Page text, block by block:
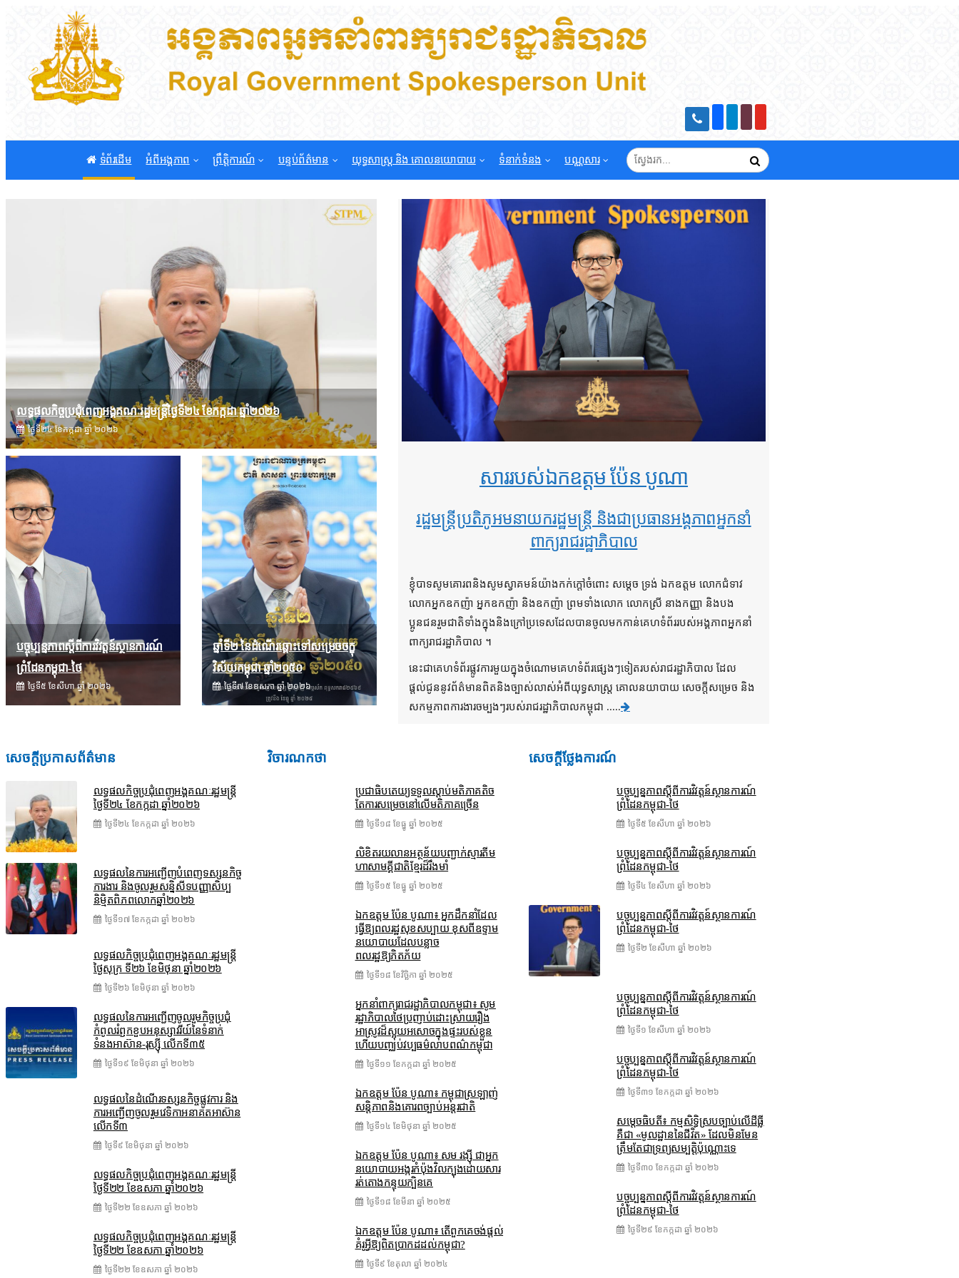
ទំព័រដើម អំពីអង្គភាព ព្រឹត្តិការណ៍ បន្ទប់ព័ត៌មាន យុទ្ធសាស្រ្ត និង គោលនយោបាយ ទំនាក់ទំនង បណ្ណសារ
លទ្ធផលកិច្ចប្រជុំពេញអង្គគណៈរដ្ឋមន្រ្តីថ្ងៃទី២៤ ខែកក្កដា ឆ្នាំ២០២៦
ថ្ងៃទី២៤ ខែ​កក្កដា ឆ្នាំ ២០២៦
បច្ចុប្បន្នភាពស្ដីពីការវិវត្តន៍ស្ថានការណ៍
ព្រំដែនកម្ពុជា-ថៃ
ថ្ងៃទី៥ ខែ​សីហា ឆ្នាំ ២០២៦
ឆ្នាំទី២ នៃដំណើរឆ្ពោះទៅសម្រេច​ចក្ខុ
វិស័យ​កម្ពុជា ឆ្នាំ២០៥០
ថ្ងៃទី៧ ខែ​ឧសភា ឆ្នាំ ២០២៦
សាររបស់ឯកឧត្តម ប៉ែន បូណា
រដ្ឋមន្ត្រីប្រតិភូអមនាយករដ្ឋមន្ត្រី និងជាប្រធានអង្គភាពអ្នកនាំ
ពាក្យរាជរដ្ឋាភិបាល
ខ្ញុំបាទសូមគោរពនិងសូមស្វាគមន៍យ៉ាងកក់ក្តៅចំពោះ សម្តេច ទ្រង់ ឯកឧត្តម លោកជំទាវ
លោកអ្នកឧកញ៉ា អ្នកឧកញ៉ា និងឧកញ៉ា ព្រមទាំងលោក លោកស្រី នាងកញ្ញា និងបង
ប្អូនជនរួមជាតិទាំងក្នុងនិងក្រៅប្រទេសដែលបានចូលមកកាន់គេហទំព័ររបស់អង្គភាពអ្នកនាំ
ពាក្យរាជរដ្ឋាភិបាល ។
នេះជាគេហទំព័រផ្លូវការមួយក្នុងចំណោមគេហទំព័រផ្សេងៗទៀតរបស់រាជរដ្ឋាភិបាល ដែល
ផ្តល់ជូននូវព័ត៌មានពិតនិងច្បាស់លាស់អំពីយុទ្ធសាស្រ្ត គោលនយាបាយ សេចក្តីសម្រេច និង
សកម្មភាពការងារចម្បងៗរបស់រាជរដ្ឋាភិបាលកម្ពុជា .....
សេចក្តីប្រកាសព័ត៌មាន
លទ្ធផលកិច្ចប្រជុំពេញអង្គគណៈរដ្ឋមន្រ្តី
ថ្ងៃទី២៤ ខែកក្កដា ឆ្នាំ២០២៦
ថ្ងៃទី២៤ ខែ​កក្កដា ឆ្នាំ ២០២៦
លទ្ធផលនៃការអញ្ជើញបំពេញទស្សនកិច្ច
ការងារ និងចូលរួមសន្និសីទបញ្ញាសិប្ប
និម្មិតពិភពលោកឆ្នាំ២០២៦
ថ្ងៃទី១៧ ខែ​កក្កដា ឆ្នាំ ២០២៦
លទ្ធផលកិច្ចប្រជុំពេញអង្គគណៈរដ្ឋមន្រ្តី
ថ្ងៃសុក្រ ទី២៦ ខែមិថុនា ឆ្នាំ២០២៦
ថ្ងៃទី២៦ ខែ​មិថុនា ឆ្នាំ ២០២៦
លទ្ធផលនៃការអញ្ជើញចូលរួមកិច្ចប្រជុំ
កំពូលរំឭកខួបអនុស្សាវរីយ៍នៃទំនាក់
ទំនងអាស៊ាន-រុស្ស៊ី លើកទី៣៥
ថ្ងៃទី១៩ ខែ​មិថុនា ឆ្នាំ ២០២៦
លទ្ធផលនៃដំណើរទស្សនកិច្ចផ្លូវការ និង
ការអញ្ជើញចូលរួមវេទិកាអនាគតអាស៊ាន
លើកទី៣
ថ្ងៃទី៩ ខែ​មិថុនា ឆ្នាំ ២០២៦
លទ្ធផលកិច្ចប្រជុំពេញអង្គគណៈរដ្ឋមន្ត្រី
ថ្ងៃទី២២ ខែឧសភា ឆ្នាំ២០២៦
ថ្ងៃទី២២ ខែ​ឧសភា ឆ្នាំ ២០២៦
លទ្ធផលកិច្ចប្រជុំពេញអង្គគណៈរដ្ឋមន្រ្តី
ថ្ងៃទី២២ ខែឧសភា ឆ្នាំ២០២៦
ថ្ងៃទី២២ ខែ​ឧសភា ឆ្នាំ ២០២៦
វិចារណកថា
ប្រជាធិបតេយ្យទទួលស្តាប់មតិភាគតិច
តែការសម្រេចនៅលើមតិភាគច្រើន
ថ្ងៃទី១៨ ខែ​ធ្នូ ឆ្នាំ ២០២៥
លិខិតរយលានអត្ថន័យបញ្ជាក់ស្មារតីម
ហាសាមគ្គីជាតិខ្មែរដ៏រឹងមាំ
ថ្ងៃទី១៥ ខែ​ធ្នូ ឆ្នាំ ២០២៥
ឯកឧត្តម ប៉ែន បូណា៖ អ្នកដឹកនាំដែល
ធ្វើឱ្យពលរដ្ឋសុខសប្បាយ ខុសពីឧទ្ទាម
នយោបាយដែលបន្លាច
ពលរដ្ឋឱ្យភិតភ័យ
ថ្ងៃទី១៨ ខែ​វិច្ឆិកា ឆ្នាំ ២០២៥
អ្នកនាំពាក្យរាជរដ្ឋាភិបាលកម្ពុជា៖ សូម
រដ្ឋាភិបាលថៃប្រញាប់ដោះស្រាយរឿង
អាស្រូវដ៏ស្អុយអសោចក្នុងផ្ទះរបស់ខ្លួន
ហើយបញ្ឈប់វប្បធម៌លាបពណ៌កម្ពុជា
ថ្ងៃទី១១ ខែ​កក្កដា ឆ្នាំ ២០២៥
ឯកឧត្តម ប៉ែន បូណា៖ កម្ពុជាស្រឡាញ់
សន្តិភាពនិងគោរពច្បាប់អន្តរជាតិ
ថ្ងៃទី១៤ ខែ​មិថុនា ឆ្នាំ ២០២៥
ឯកឧត្តម ប៉ែន បូណា៖ សម រង្ស៊ី ជាអ្នក
នយោបាយអង្ករកំប៉ុងវិលក្បុងដោយសារ
រត់តោងកន្ទុយក្បិនគេ
ថ្ងៃទី១៨ ខែ​មីនា ឆ្នាំ ២០២៥
ឯកឧត្តម ប៉ែន បូណា៖ តើពួកគេចង់ផ្តល់
គំរូអ្វីឱ្យពិតប្រាកដដល់កម្ពុជា?
ថ្ងៃទី៩ ខែ​តុលា ឆ្នាំ ២០២៤
សេចក្តីថ្លែងការណ៍
បច្ចុប្បន្នភាពស្ដីពីការវិវត្តន៍ស្ថានការណ៍
ព្រំដែនកម្ពុជា-ថៃ
ថ្ងៃទី៥ ខែ​សីហា ឆ្នាំ ២០២៦
បច្ចុប្បន្នភាពស្ដីពីការវិវត្តន៍ស្ថានការណ៍
ព្រំដែនកម្ពុជា-ថៃ
ថ្ងៃទី៤ ខែ​សីហា ឆ្នាំ ២០២៦
បច្ចុប្បន្នភាពស្ដីពីការវិវត្តន៍ស្ថានការណ៍
ព្រំដែនកម្ពុជា-ថៃ
ថ្ងៃទី២ ខែ​សីហា ឆ្នាំ ២០២៦
បច្ចុប្បន្នភាពស្ដីពីការវិវត្តន៍ស្ថានការណ៍
ព្រំដែនកម្ពុជា-ថៃ
ថ្ងៃទី១ ខែ​សីហា ឆ្នាំ ២០២៦
បច្ចុប្បន្នភាពស្ដីពីការវិវត្តន៍ស្ថានការណ៍
ព្រំដែនកម្ពុជា-ថៃ
ថ្ងៃទី៣១ ខែ​កក្កដា ឆ្នាំ ២០២៦
សម្តេចធិបតី៖ កម្មសិទ្ធិស្របច្បាប់លើដីធ្លី
គឺជា «មូលដ្ឋាននៃជីវិត» ដែលមិនមែន
ត្រឹមតែជាទ្រព្យសម្បត្តិប៉ុណ្ណោះទេ
ថ្ងៃទី៣០ ខែ​កក្កដា ឆ្នាំ ២០២៦
បច្ចុប្បន្នភាពស្ដីពីការវិវត្តន៍ស្ថានការណ៍
ព្រំដែនកម្ពុជា-ថៃ
ថ្ងៃទី២៩ ខែ​កក្កដា ឆ្នាំ ២០២៦